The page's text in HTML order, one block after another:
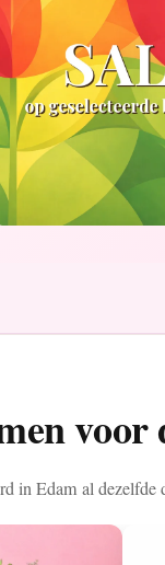
voor
in Edam al dezelfde